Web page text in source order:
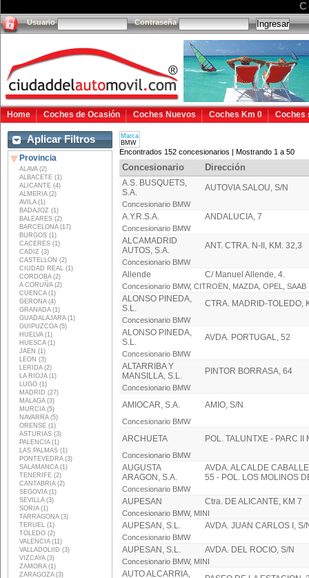
Usuario Contraseña
Home Coches de Ocasión Coches Nuevos Coches Km 0 Coches
Aplicar Filtros
Provincia
ALAVA (2)
ALBACETE (1)
ALICANTE (4)
ALMERIA (2)
AVILA (1)
BADAJOZ (1)
BALEARES (2)
BARCELONA (17)
BURGOS (1)
CACERES (1)
CADIZ (3)
CASTELLON (2)
CIUDAD REAL (1)
CORDOBA (2)
A CORUÑA (2)
CUENCA (1)
GERONA (4)
GRANADA (1)
GUADALAJARA (1)
GUIPUZCOA (5)
HUELVA (1)
HUESCA (1)
JAEN (1)
LEON (3)
LERIDA (2)
LA RIOJA (1)
LUGO (1)
MADRID (27)
MALAGA (3)
MURCIA (5)
NAVARRA (5)
ORENSE (1)
ASTURIAS (3)
PALENCIA (1)
LAS PALMAS (1)
PONTEVEDRA (3)
SALAMANCA (1)
TENERIFE (2)
CANTABRIA (2)
SEGOVIA (1)
SEVILLA (3)
SORIA (1)
TARRAGONA (3)
TERUEL (1)
TOLEDO (2)
VALENCIA (11)
VALLADOLIID (3)
VIZCAYA (3)
ZAMORA (1)
ZARAGOZA (3)
Marca
BMW
Encontrados 152 concesionarios | Mostrando 1 a 50
Concesionario Dirección
A.S. BUSQUETS,
S.A.
AUTOVIA SALOU, S/N
Concesionario BMW
A.Y.R.S.A. ANDALUCIA, 7
Concesionario BMW
ALCAMADRID
AUTOS, S.A.
ANT. CTRA. N-II, KM. 32,3
Concesionario BMW
Allende C/ Manuel Allende, 4.
Concesionario BMW, CITROËN, MAZDA, OPEL, SAAB
ALONSO PINEDA,
S.L.
CTRA. MADRID-TOLEDO,
Concesionario BMW
ALONSO PINEDA,
S.L.
AVDA. PORTUGAL, 52
Concesionario BMW
ALTARRIBA Y
MANSILLA, S.L.
PINTOR BORRASA, 64
Concesionario BMW
AMIOCAR, S.A. AMIO, S/N
Concesionario BMW
ARCHUETA POL. TALUNTXE - PARC II
Concesionario BMW
AUGUSTA
ARAGON, S.A.
AVDA. ALCALDE
55 - POL. LOS MOLINOS
Concesionario BMW
AUPESAN Ctra. DE ALICANTE, KM 7
Concesionario BMW, MINI
AUPESAN, S.L. AVDA. JUAN CARLOS I, S/
Concesionario BMW
AUPESAN, S.L. AVDA. DEL ROCIO, S/N
Concesionario BMW, MINI
AUTO ALCARRIA,